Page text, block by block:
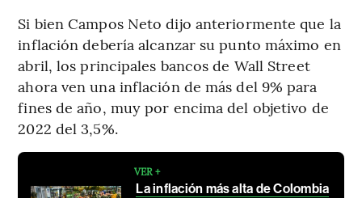
Si bien Campos Neto dijo anteriormente que la
inflación debería alcanzar su punto máximo en
abril, los principales bancos de Wall Street
ahora ven una inflación de más del 9% para
fines de año, muy por encima del objetivo de
2022 del 3,5%.
VER +
La inflación más alta de Colombia